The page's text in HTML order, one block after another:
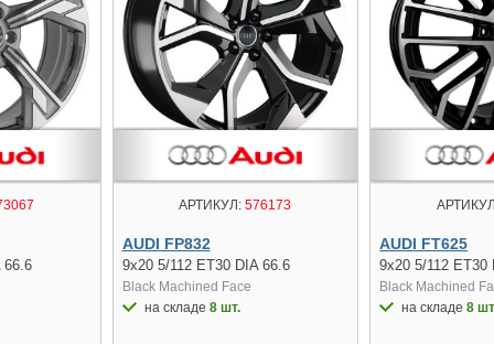
66.6
АРТИКУЛ: 576173
AUDI FP832
9x20 5/112 ET30 DIA 66.6
Black Machined Face
на складе 8 шт.
AUDI FT625
9x20 5/112 ET30
Black Machined
на складе8